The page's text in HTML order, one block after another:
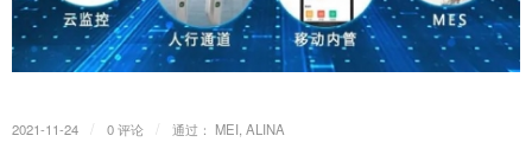
2021-11-24 0 评论 通过： MEI, ALINA